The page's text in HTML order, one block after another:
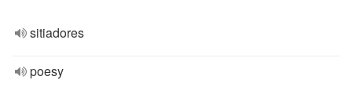
sitiadores
poesy